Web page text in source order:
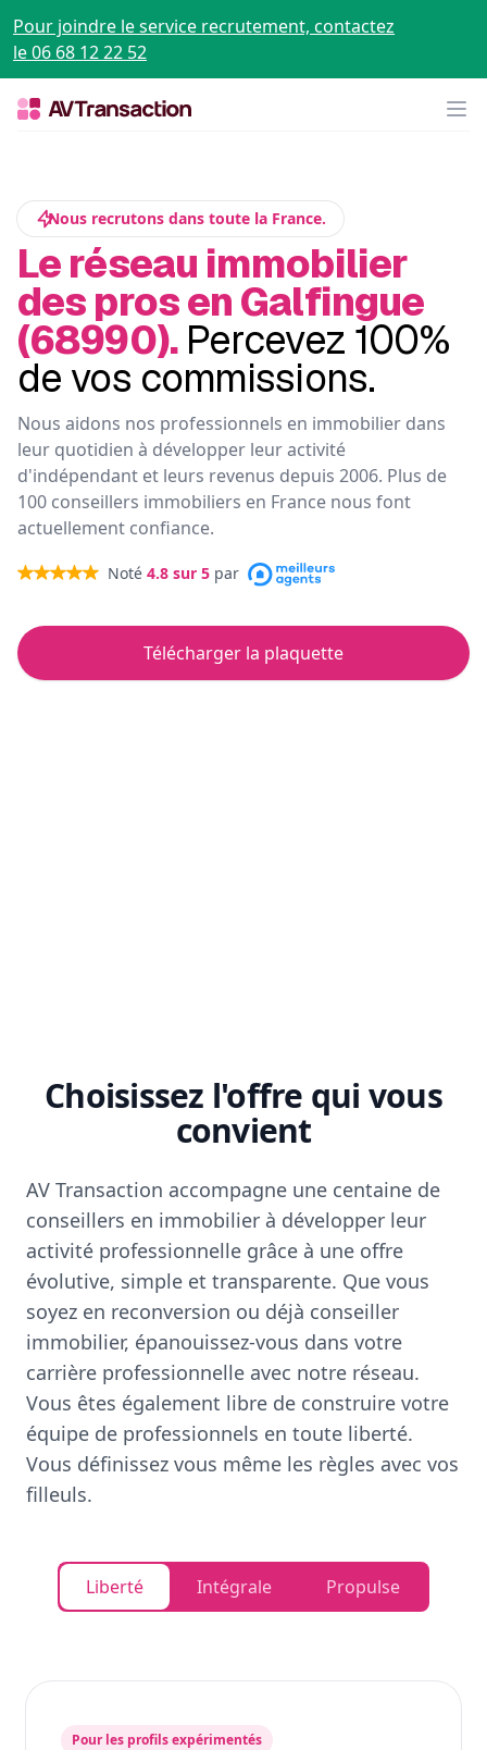
Pour joindre le service recrutement, contactez
le 06 68 12 22 52
Nous recrutons dans toute la France.
Le réseau immobilier
des pros en Galfingue
(68990). Percevez 100%
de vos commissions.
Nous aidons nos professionnels en immobilier dans
leur quotidien à développer leur activité
d'indépendant et leurs revenus depuis 2006. Plus de
100 conseillers immobiliers en France nous font
actuellement confiance.
Noté 4.8 sur 5 par
Télécharger la plaquette
Choisissez l'offre qui vous
convient
AV Transaction accompagne une centaine de
conseillers en immobilier à développer leur
activité professionnelle grâce à une offre
évolutive, simple et transparente. Que vous
soyez en reconversion ou déjà conseiller
immobilier, épanouissez-vous dans votre
carrière professionnelle avec notre réseau.
Vous êtes également libre de construire votre
équipe de professionnels en toute liberté.
Vous définissez vous même les règles avec vos
filleuls.
Liberté Intégrale Propulse
Pour les profils expérimentés